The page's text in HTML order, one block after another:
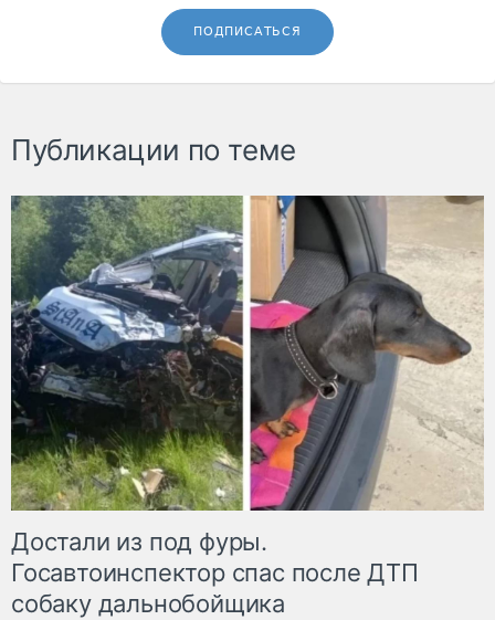
ПОДПИСАТЬСЯ
Публикации по теме
Достали из под фуры.
Госавтоинспектор спас после ДТП
собаку дальнобойщика